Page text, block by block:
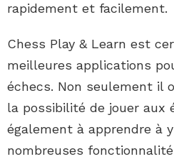
rapidement et facilement.
Chess Play & Learn est
meilleures applications
échecs. Non seulement il
la possibilité de jouer aux
également à apprendre à
nombreuses